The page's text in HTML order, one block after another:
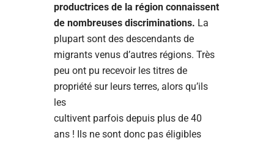
productrices de la région connaissent
de nombreuses discriminations. La
plupart sont des descendants de
migrants venus d’autres régions. Très
peu ont pu recevoir les titres de
propriété sur leurs terres, alors qu’ils
les
cultivent parfois depuis plus de 40
ans ! Ils ne sont donc pas éligibles